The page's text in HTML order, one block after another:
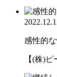
感性的
【(株)